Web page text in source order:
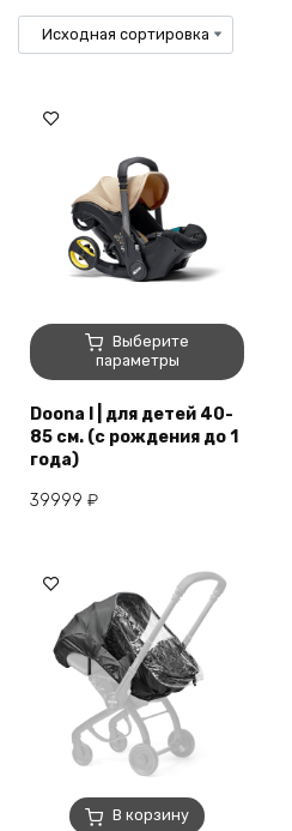
Выберите
параметры
Этот
товар
имеет
несколько
вариаций.
товара.
Doona I | для детей 40-
85 см. (с рождения до 1
года)
39999 ₽
В корзину